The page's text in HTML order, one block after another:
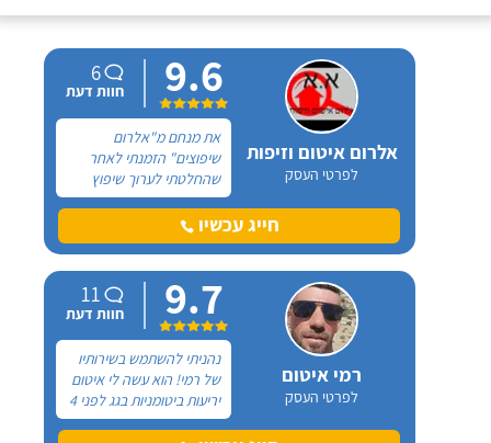
אלרום איטום וזיפות
לפרטי העסק
9.6
6
חוות דעת
את מנחם מ"אלרום
שיפוצים" הזמנתי לאחר
שהחלטתי לערוך שיפוץ
כללי בדירתי שבטבריה. את
הטלפון של מנחם קיבלתי
מחבר שהמליץ עליו בחום
שממליץ עליו בחום רב.
חייג עכשיו
רמי איטום
לפרטי העסק
9.7
11
חוות דעת
נהניתי להשתמש בשירותיו
של רמי! הוא עשה לי איטום
יריעות ביטומניות בגג לפני 4
שנים כי כל הזמן היה שם